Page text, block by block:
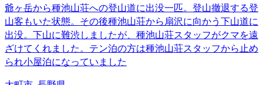
爺ヶ岳から種池山荘への登山道に出没一匹。登山撤退する登
山客もいた状態。その後種池山荘から扇沢に向かう下山道に
出没。下山に難渋しましたが、種池山荘スタッフがクマを遠
ざけてくれました。テン泊の方は種池山荘スタッフから止め
られ小屋泊になっていました